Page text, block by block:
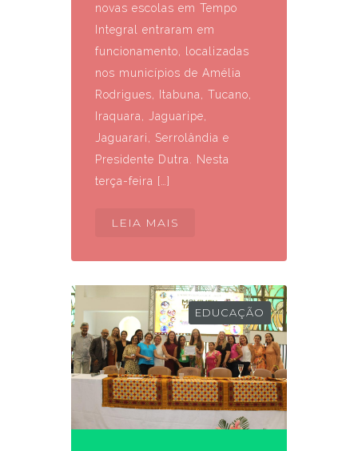
novas escolas em Tempo
Integral entraram em
funcionamento, localizadas
nos municípios de Amélia
Rodrigues, Itabuna, Tucano,
Iraquara, Jaguaripe,
Jaguarari, Serrolândia e
Presidente Dutra. Nesta
terça-feira […]
LEIA MAIS
EDUCAÇÃO